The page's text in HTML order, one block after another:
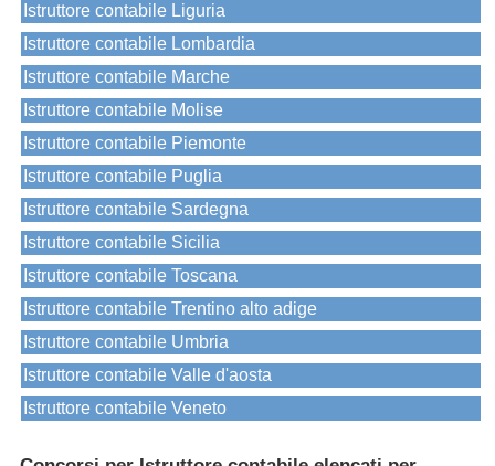
Istruttore contabile Liguria
Istruttore contabile Lombardia
Istruttore contabile Marche
Istruttore contabile Molise
Istruttore contabile Piemonte
Istruttore contabile Puglia
Istruttore contabile Sardegna
Istruttore contabile Sicilia
Istruttore contabile Toscana
Istruttore contabile Trentino alto adige
Istruttore contabile Umbria
Istruttore contabile Valle d'aosta
Istruttore contabile Veneto